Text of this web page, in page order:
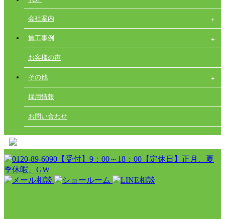
会社案内
施工事例
お客様の声
その他
採用情報
お問い合わせ